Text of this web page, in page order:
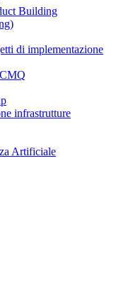
Building
di implementazione
infrastrutture
Artificiale